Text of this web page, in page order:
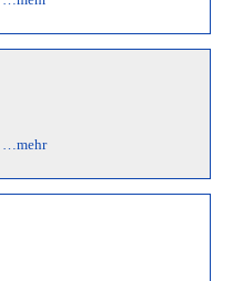
…mehr